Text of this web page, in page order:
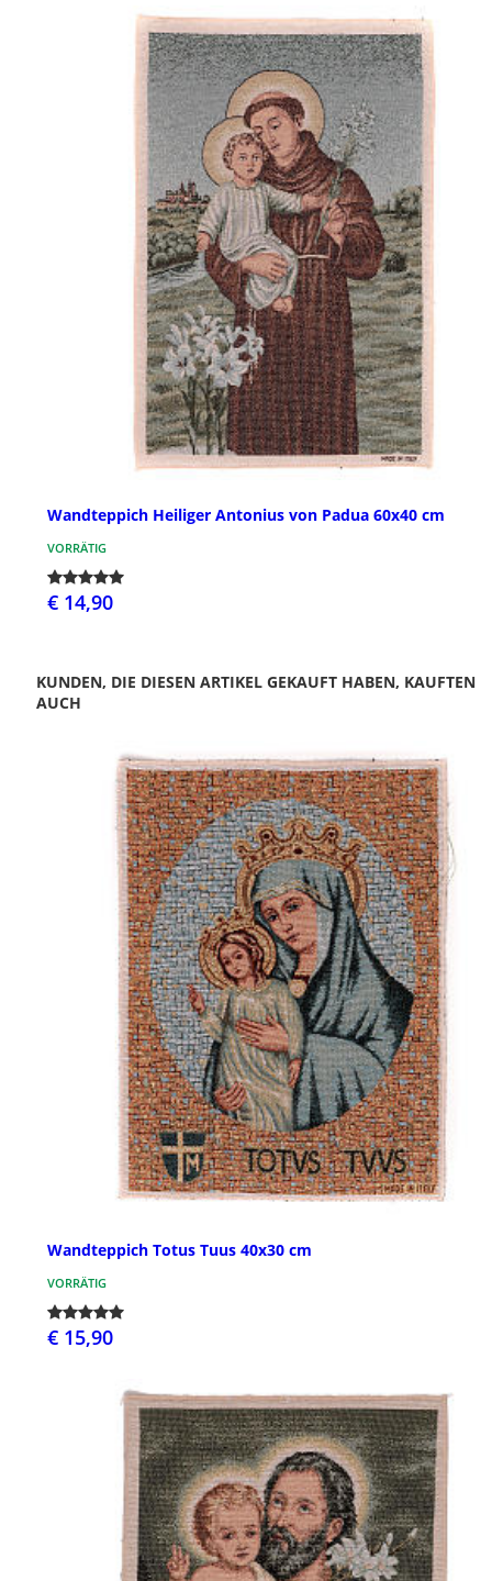
Wandteppich Heiliger Antonius von Padua 60x40 cm
VORRÄTIG
€ 14,90
KUNDEN, DIE DIESEN ARTIKEL GEKAUFT HABEN, KAUFTEN
AUCH
Wandteppich Totus Tuus 40x30 cm
VORRÄTIG
€ 15,90